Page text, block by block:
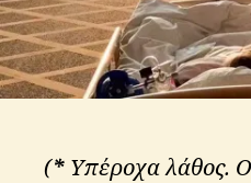
(* Υπέροχα λάθος.